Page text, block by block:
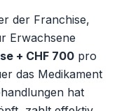
der Franchise,
Erwachsene
+ CHF 700 pro
das Medikament
hat